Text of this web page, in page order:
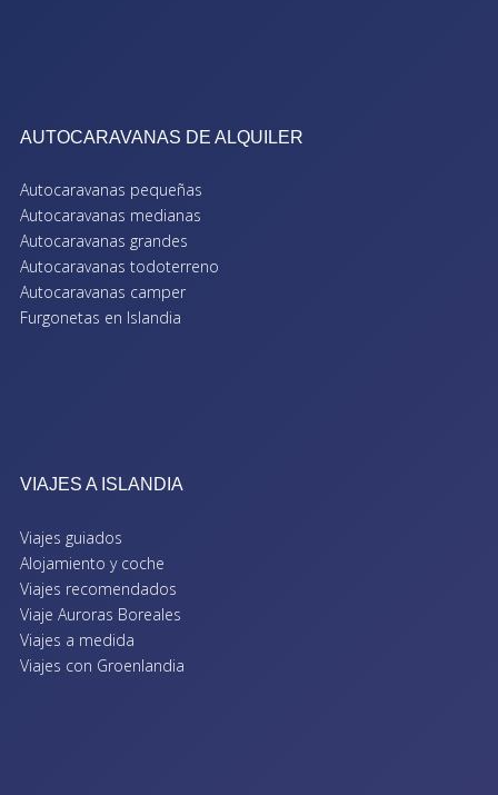
AUTOCARAVANAS DE ALQUILER
Autocaravanas pequeñas
Autocaravanas medianas
Autocaravanas grandes
Autocaravanas todoterreno
Autocaravanas camper
Furgonetas en Islandia
VIAJES A ISLANDIA
Viajes guiados
Alojamiento y coche
Viajes recomendados
Viaje Auroras Boreales
Viajes a medida
Viajes con Groenlandia